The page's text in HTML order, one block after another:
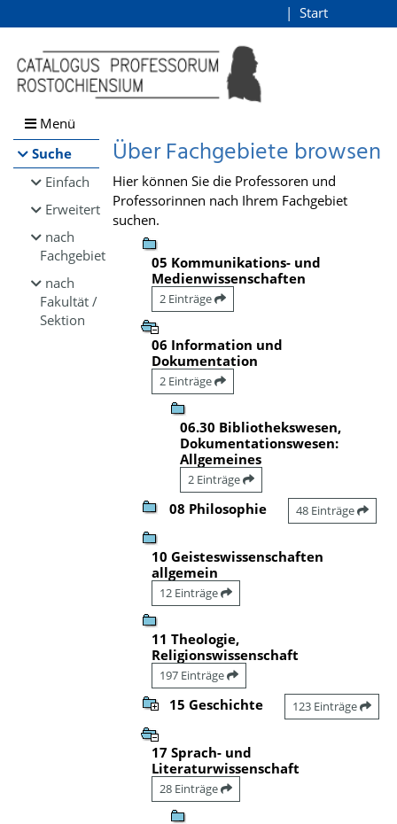
Browsen
direkt zum Inhalt
Start
Menü
Suche
Einfach
Erweitert
nach
Fachgebiet
nach
Fakultät /
Sektion
Über Fachgebiete browsen
Hier können Sie die Professoren und
Professorinnen nach Ihrem Fachgebiet
suchen.
05 Kommunikations- und
Medienwissenschaften
2 Einträge
06 Information und
Dokumentation
2 Einträge
06.30 Bibliothekswesen,
Dokumentationswesen:
Allgemeines
2 Einträge
08 Philosophie 48 Einträge
10 Geisteswissenschaften
allgemein
12 Einträge
11 Theologie,
Religionswissenschaft
197 Einträge
15 Geschichte 123 Einträge
17 Sprach- und
Literaturwissenschaft
28 Einträge